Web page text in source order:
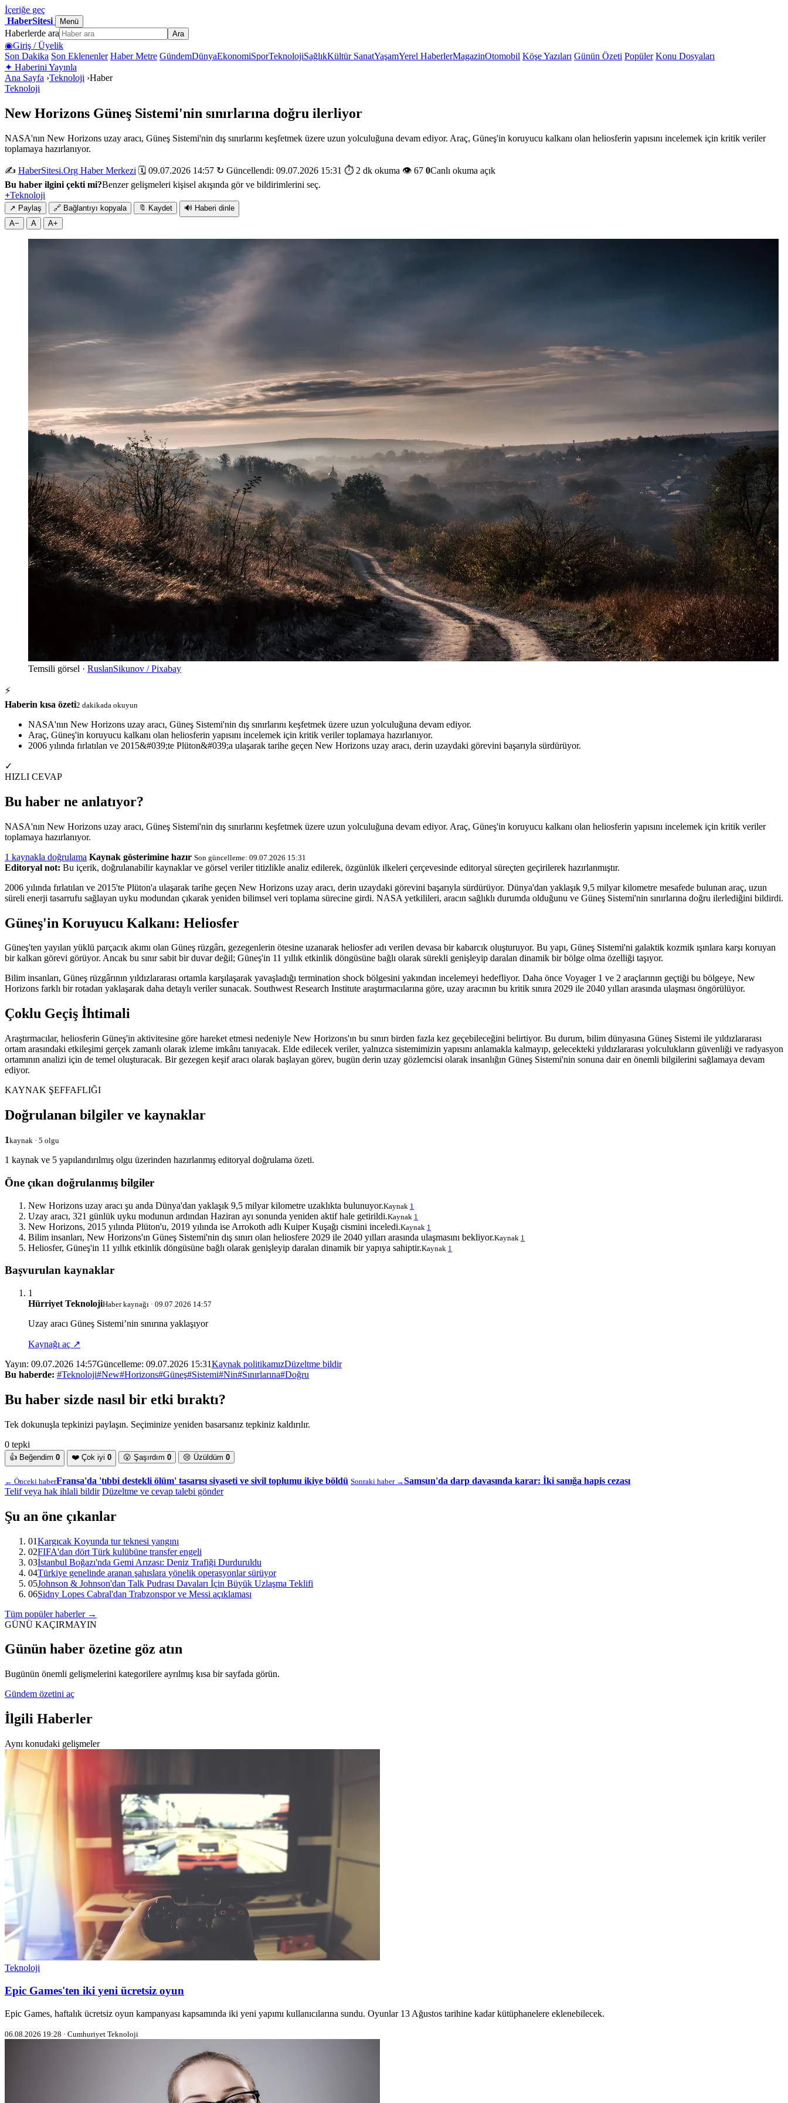
İçeriğe geç
HaberSitesi
Menü
Haberlerde ara Ara
◉Giriş / Üyelik
Son Dakika Son Eklenenler Haber Metre GündemDünyaEkonomiSporTeknolojiSağlıkKültür SanatYaşamYerel HaberlerMagazinOtomobil Köşe Yazıları Günün Özeti Popüler Konu Dosyaları
✦ Haberini Yayınla
Ana Sayfa ›Teknoloji ›Haber
Teknoloji
New Horizons Güneş Sistemi'nin sınırlarına doğru ilerliyor
NASA'nın New Horizons uzay aracı, Güneş Sistemi'nin dış sınırlarını keşfetmek üzere uzun yolculuğuna devam ediyor. Araç, Güneş'in koruyucu kalkanı olan heliosferin yapısını incelemek için kritik veriler
toplamaya hazırlanıyor.
✍️ HaberSitesi.Org Haber Merkezi 🗓️ 09.07.2026 14:57 ↻ Güncellendi: 09.07.2026 15:31 ⏱️ 2 dk okuma 👁️ 67 0Canlı okuma açık
Bu haber ilgini çekti mi?Benzer gelişmeleri kişisel akışında gör ve bildirimlerini seç.
+Teknoloji
↗ Paylaş 🔗 Bağlantıyı kopyala 🔖 Kaydet 🔊 Haberi dinle
A−
A A+
Temsili görsel · RuslanSikunov / Pixabay
⚡
Haberin kısa özeti2 dakikada okuyun
NASA'nın New Horizons uzay aracı, Güneş Sistemi'nin dış sınırlarını keşfetmek üzere uzun yolculuğuna devam ediyor.
Araç, Güneş'in koruyucu kalkanı olan heliosferin yapısını incelemek için kritik veriler toplamaya hazırlanıyor.
2006 yılında fırlatılan ve 2015&#039;te Plüton&#039;a ulaşarak tarihe geçen New Horizons uzay aracı, derin uzaydaki görevini başarıyla sürdürüyor.
✓
HIZLI CEVAP
Bu haber ne anlatıyor?
NASA'nın New Horizons uzay aracı, Güneş Sistemi'nin dış sınırlarını keşfetmek üzere uzun yolculuğuna devam ediyor. Araç, Güneş'in koruyucu kalkanı olan heliosferin yapısını incelemek için kritik veriler
toplamaya hazırlanıyor.
1 kaynakla doğrulama Kaynak gösterimine hazır Son güncelleme: 09.07.2026 15:31
Editoryal not: Bu içerik, doğrulanabilir kaynaklar ve görsel veriler titizlikle analiz edilerek, özgünlük ilkeleri çerçevesinde editoryal süreçten geçirilerek hazırlanmıştır.
2006 yılında fırlatılan ve 2015'te Plüton'a ulaşarak tarihe geçen New Horizons uzay aracı, derin uzaydaki görevini başarıyla sürdürüyor. Dünya'dan yaklaşık 9,5 milyar kilometre mesafede bulunan araç, uzun
süreli enerji tasarrufu sağlayan uyku modundan çıkarak yeniden bilimsel veri toplama sürecine girdi. NASA yetkilileri, aracın sağlıklı durumda olduğunu ve Güneş Sistemi'nin sınırlarına doğru ilerlediğini bildirdi.
Güneş'in Koruyucu Kalkanı: Heliosfer
Güneş'ten yayılan yüklü parçacık akımı olan Güneş rüzgârı, gezegenlerin ötesine uzanarak heliosfer adı verilen devasa bir kabarcık oluşturuyor. Bu yapı, Güneş Sistemi'ni galaktik kozmik ışınlara karşı koruyan
bir kalkan görevi görüyor. Ancak bu sınır sabit bir duvar değil; Güneş'in 11 yıllık etkinlik döngüsüne bağlı olarak sürekli genişleyip daralan dinamik bir bölge olma özelliği taşıyor.
Bilim insanları, Güneş rüzgârının yıldızlararası ortamla karşılaşarak yavaşladığı termination shock bölgesini yakından incelemeyi hedefliyor. Daha önce Voyager 1 ve 2 araçlarının geçtiği bu bölgeye, New
Horizons farklı bir rotadan yaklaşarak daha detaylı veriler sunacak. Southwest Research Institute araştırmacılarına göre, uzay aracının bu kritik sınıra 2029 ile 2040 yılları arasında ulaşması öngörülüyor.
Çoklu Geçiş İhtimali
Araştırmacılar, heliosferin Güneş'in aktivitesine göre hareket etmesi nedeniyle New Horizons'ın bu sınırı birden fazla kez geçebileceğini belirtiyor. Bu durum, bilim dünyasına Güneş Sistemi ile yıldızlararası
ortam arasındaki etkileşimi gerçek zamanlı olarak izleme imkânı tanıyacak. Elde edilecek veriler, yalnızca sistemimizin yapısını anlamakla kalmayıp, gelecekteki yıldızlararası yolculukların güvenliği ve radyasyon
ortamının analizi için de temel oluşturacak. Bir gezegen keşif aracı olarak başlayan görev, bugün derin uzay gözlemcisi olarak insanlığın Güneş Sistemi'nin sonuna dair en önemli bilgilerini sağlamaya devam
ediyor.
KAYNAK ŞEFFAFLIĞI
Doğrulanan bilgiler ve kaynaklar
1kaynak · 5 olgu
1 kaynak ve 5 yapılandırılmış olgu üzerinden hazırlanmış editoryal doğrulama özeti.
Öne çıkan doğrulanmış bilgiler
New Horizons uzay aracı şu anda Dünya'dan yaklaşık 9,5 milyar kilometre uzaklıkta bulunuyor.Kaynak 1
Uzay aracı, 321 günlük uyku modunun ardından Haziran ayı sonunda yeniden aktif hale getirildi.Kaynak 1
New Horizons, 2015 yılında Plüton'u, 2019 yılında ise Arrokoth adlı Kuiper Kuşağı cismini inceledi.Kaynak 1
Bilim insanları, New Horizons'ın Güneş Sistemi'nin dış sınırı olan heliosfere 2029 ile 2040 yılları arasında ulaşmasını bekliyor.Kaynak 1
Heliosfer, Güneş'in 11 yıllık etkinlik döngüsüne bağlı olarak genişleyip daralan dinamik bir yapıya sahiptir.Kaynak 1
Başvurulan kaynaklar
1
Hürriyet TeknolojiHaber kaynağı · 09.07.2026 14:57
Uzay aracı Güneş Sistemi’nin sınırına yaklaşıyor
Kaynağı aç ↗
Yayın: 09.07.2026 14:57Güncelleme: 09.07.2026 15:31Kaynak politikamızDüzeltme bildir
Bu haberde: #Teknoloji#New#Horizons#Güneş#Sistemi#Nin#Sınırlarına#Doğru
Bu haber sizde nasıl bir etki bıraktı?
Tek dokunuşla tepkinizi paylaşın. Seçiminize yeniden basarsanız tepkiniz kaldırılır.
0 tepki
👍 Beğendim 0 ❤️ Çok iyi 0 😮 Şaşırdım 0 😢 Üzüldüm 0
← Önceki haberFransa'da 'tıbbi destekli ölüm' tasarısı siyaseti ve sivil toplumu ikiye böldü Sonraki haber →Samsun'da darp davasında karar: İki sanığa hapis cezası
Telif veya hak ihlali bildir Düzeltme ve cevap talebi gönder
Şu an öne çıkanlar
01Kargıcak Koyunda tur teknesi yangını
02FIFA'dan dört Türk kulübüne transfer engeli
03İstanbul Boğazı'nda Gemi Arızası: Deniz Trafiği Durduruldu
04Türkiye genelinde aranan şahıslara yönelik operasyonlar sürüyor
05Johnson & Johnson'dan Talk Pudrası Davaları İçin Büyük Uzlaşma Teklifi
06Sidny Lopes Cabral'dan Trabzonspor ve Messi açıklaması
Tüm popüler haberler →
GÜNÜ KAÇIRMAYIN
Günün haber özetine göz atın
Bugünün önemli gelişmelerini kategorilere ayrılmış kısa bir sayfada görün.
Gündem özetini aç
İlgili Haberler
Aynı konudaki gelişmeler
Teknoloji
Epic Games'ten iki yeni ücretsiz oyun
Epic Games, haftalık ücretsiz oyun kampanyası kapsamında iki yeni yapımı kullanıcılarına sundu. Oyunlar 13 Ağustos tarihine kadar kütüphanelere eklenebilecek.
06.08.2026 19:28 · Cumhuriyet Teknoloji